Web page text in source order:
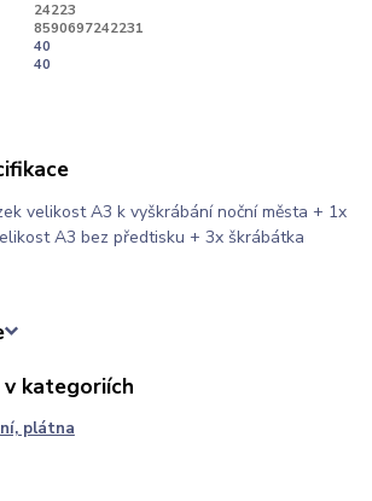
24223
8590697242231
40
40
velikost A3 k vyškrábání noční města + 1x
A3 bez předtisku + 3x škrábátka
kategoriích
plátna